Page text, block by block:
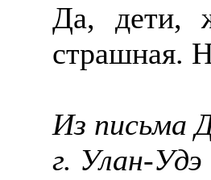
Да, дети,
страшная.
Из письма
г. Улан-Удэ